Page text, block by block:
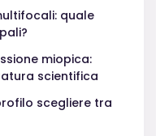
quale
miopica:
scientifica
scegliere tra